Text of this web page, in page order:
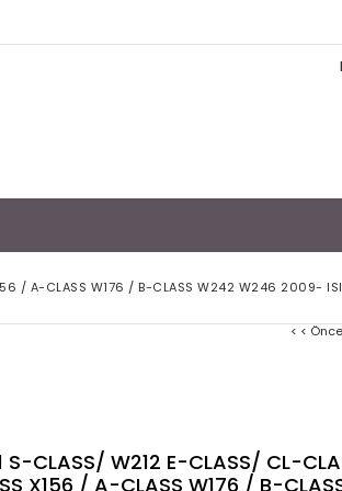
/ A-CLASS W176 / B-CLASS W242 W246 2009-
< <
CLASS/ W212 E-CLASS/ CL-
X156 / A-CLASS W176 / B-